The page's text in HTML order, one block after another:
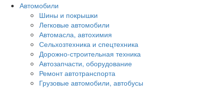
Автомобили
Шины и покрышки
Легковые автомобили
Автомасла, автохимия
Сельхозтехника и спецтехника
Дорожно-строительная техника
Автозапчасти, оборудование
Ремонт автотранспорта
Грузовые автомобили, автобусы